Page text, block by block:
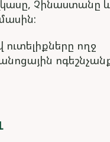
Չինաստանը
ողջ